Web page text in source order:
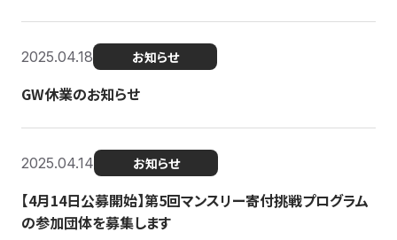
2025.04.18 お知らせ
GW休業のお知らせ
2025.04.14 お知らせ
【4月14日公募開始】第5回マンスリー寄付挑戦プログラム
の参加団体を募集します